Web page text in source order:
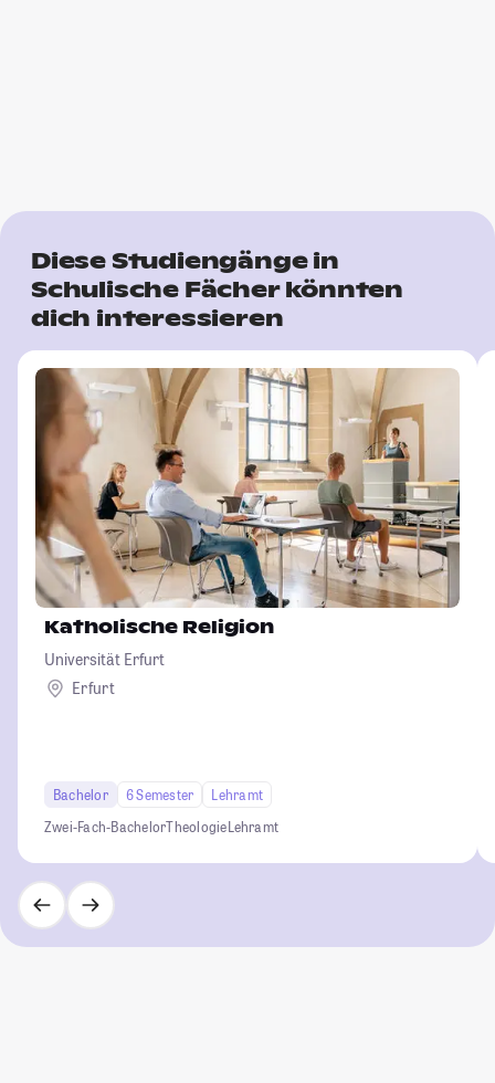
Diese Studiengänge in
Schulische Fächer könnten
dich interessieren
Katholische Religion
Universität Erfurt
Erfurt
Bachelor 6 Semester
Lehramt
Zwei-Fach-BachelorTheologieLehramt